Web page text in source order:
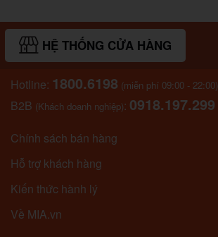
HỆ THỐNG CỬA HÀNG
Hotline: 1800.6198 (miễn phí 09:00 - 22:00)
B2B (Khách doanh nghiệp): 0918.197.299
Chính sách bán hàng
Hỗ trợ khách hàng
Kiến thức hành lý
Về MIA.vn